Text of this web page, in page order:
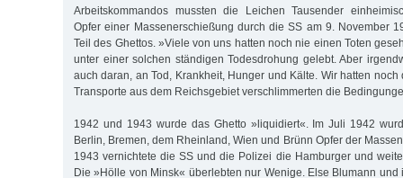
Arbeitskommandos mussten die Leichen Tausender
Opfer einer Massenerschießung durch die SS am 9. November
Teil des Ghettos. »Viele von uns hatten noch nie einen Toten
unter einer solchen ständigen Todesdrohung gelebt. Aber
auch daran, an Tod, Krankheit, Hunger und Kälte. Wir hatten noch
Transporte aus dem Reichsgebiet verschlimmerten die
1942 und 1943 wurde das Ghetto »liquidiert«. Im Juli 1942
Berlin, Bremen, dem Rheinland, Wien und Brünn Opfer der
1943 vernichtete die SS und die Polizei die Hamburger und
Die »Hölle von Minsk« überlebten nur Wenige. Else Blumann und